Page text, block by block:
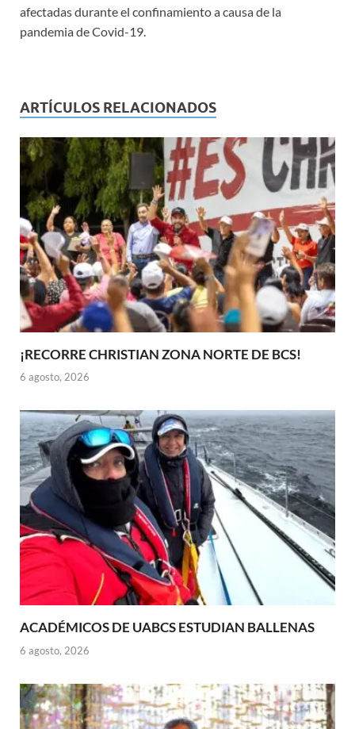
afectadas durante el confinamiento a causa de la
pandemia de Covid-19.
ARTÍCULOS RELACIONADOS
¡RECORRE CHRISTIAN ZONA NORTE DE BCS!
6 agosto, 2026
ACADÉMICOS DE UABCS ESTUDIAN BALLENAS
6 agosto, 2026